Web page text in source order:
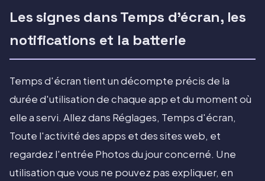
Les signes dans Temps d'écran, les
notifications et la batterie
Temps d'écran tient un décompte précis de la
durée d'utilisation de chaque app et du moment où
elle a servi. Allez dans Réglages, Temps d'écran,
Toute l'activité des apps et des sites web, et
regardez l'entrée Photos du jour concerné. Une
utilisation que vous ne pouvez pas expliquer, en